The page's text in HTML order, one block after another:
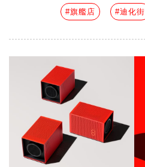
#旗艦店 #迪化街